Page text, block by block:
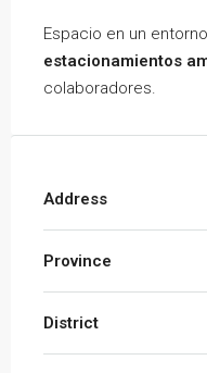
Espacio en un entorno
estacionamientos
colaboradores.
Address
Province
District